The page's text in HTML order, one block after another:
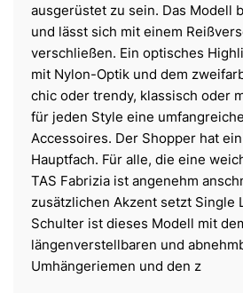
ausgerüstet zu sein. Das Modell
und lässt sich mit einem
verschließen. Ein optisches
mit Nylon-Optik und dem
chic oder trendy, klassisch oder
für jeden Style eine
Accessoires. Der Shopper hat
Hauptfach. Für alle, die eine
TAS Fabrizia ist angenehm
zusätzlichen Akzent setzt Single
Schulter ist dieses Modell mit
längenverstellbaren und
Umhängeriemen und den z